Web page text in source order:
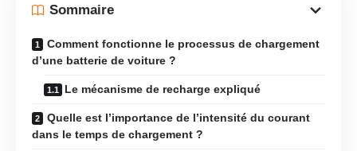
Sommaire
Comment fonctionne le processus de chargement
d’une batterie de voiture ?
Le mécanisme de recharge expliqué
Quelle est l’importance de l’intensité du courant
dans le temps de chargement ?